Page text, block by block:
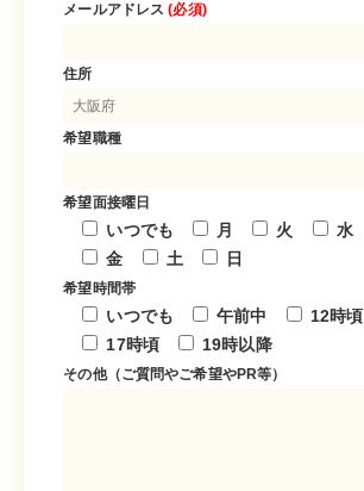
メールアドレス(必須)
住所
希望職種
希望面接曜日
いつでも 月 火 水
金
土 日
希望時間帯
いつでも 午前中 12時頃
17時頃
19時以降
その他（ご質問やご希望やPR等）